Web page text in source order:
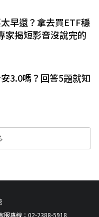
早還？拿去買ETF穩
家揭短影音沒說完的
3.0嗎？回答5題就知
服專線：02-2388-5918